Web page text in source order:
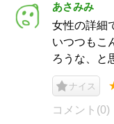
あさみみ
女性の詳細
いつつもこ
ろうな、と
ナイス
コメント(0)